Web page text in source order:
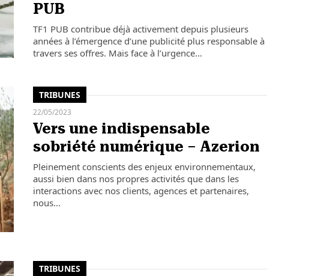
PUB
TF1 PUB contribue déjà activement depuis plusieurs
années à l’émergence d’une publicité plus responsable à
travers ses offres. Mais face à l’urgence…
TRIBUNES
22/05/2023
Vers une indispensable
sobriété numérique – Azerion
Pleinement conscients des enjeux environnementaux,
aussi bien dans nos propres activités que dans les
interactions avec nos clients, agences et partenaires,
nous…
TRIBUNES